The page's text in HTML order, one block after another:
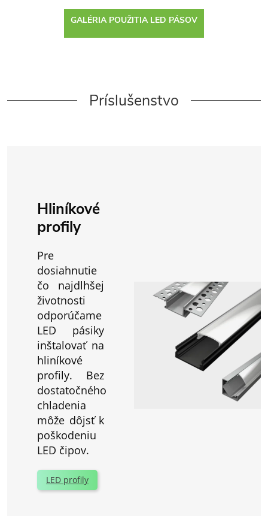
GALÉRIA POUŽITIA LED PÁSOV
Príslušenstvo
Hliníkové
profily
Pre
dosiahnutie
čo najdlhšej
životnosti
odporúčame
LED pásiky
inštalovať na
hliníkové
profily. Bez
dostatočného
chladenia
môže dôjsť k
poškodeniu
LED čipov.
LED profily